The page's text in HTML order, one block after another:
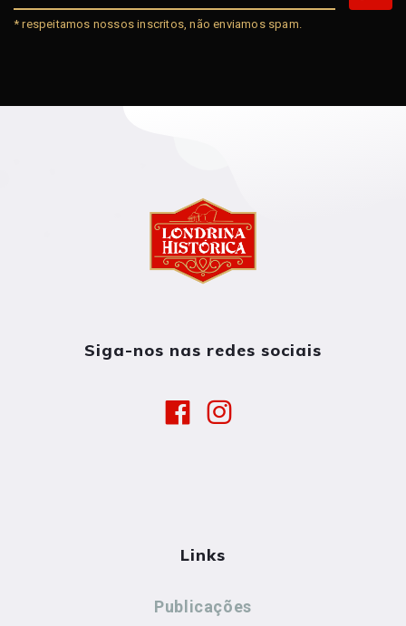
* respeitamos nossos inscritos, não enviamos spam.
Siga-nos nas redes sociais
Links
Publicações